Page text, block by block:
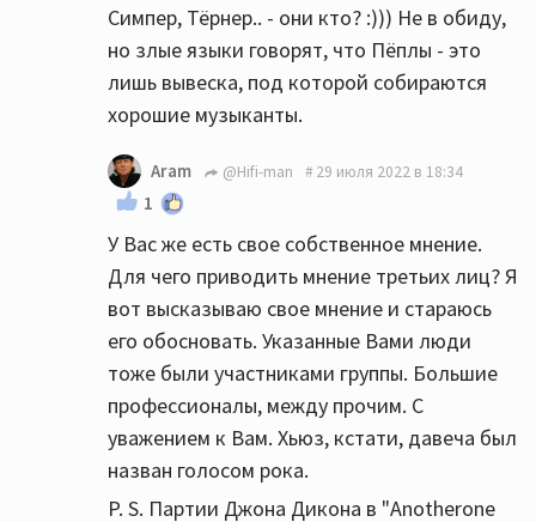
Симпер, Тёрнер.. - они кто? :))) Не в обиду,
но злые языки говорят, что Пёплы - это
лишь вывеска, под которой собираются
хорошие музыканты.
Aram @Hifi-man 29 июля 2022 в 18:34
1
У Вас же есть свое собственное мнение.
Для чего приводить мнение третьих лиц? Я
вот высказываю свое мнение и стараюсь
его обосновать. Указанные Вами люди
тоже были участниками группы. Большие
профессионалы, между прочим. С
уважением к Вам. Хьюз, кстати, давеча был
назван голосом рока.
P. S. Партии Джона Дикона в "Anotherone